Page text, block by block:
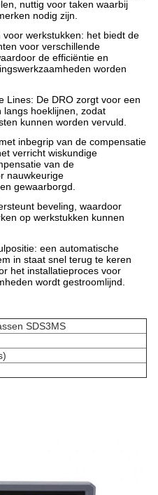
nuttig voor taken waarbij
nodig zijn.
werkstukken: het biedt de
voor verschillende
de efficiëntie en
worden
Lines: De DRO zorgt voor een
langs hoeklijnen, zodat
kunnen worden vervuld.
inbegrip van de compensatie
verricht wiskundige
van de
nauwkeurige
gewaarborgd.
beveling, waardoor
op werkstukken kunnen
een automatische
in staat snel terug te keren
het installatieproces voor
wordt gestroomlijnd.
SDS3MS